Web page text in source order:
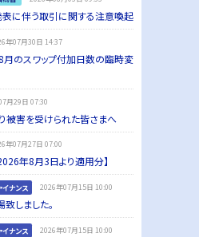
表に伴う取引に関する注意喚起
年07月30日 14:37
月のスワップ付加日数の臨時変
月29日 07:30
被害を受けられた皆さまへ
年07月27日 07:00
年8月3日より適用分】
ナンス 2026年07月15日 10:00
しました。
ナンス 2026年07月15日 10:00